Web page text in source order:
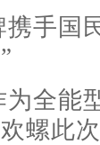
携手国
为全能
螺此